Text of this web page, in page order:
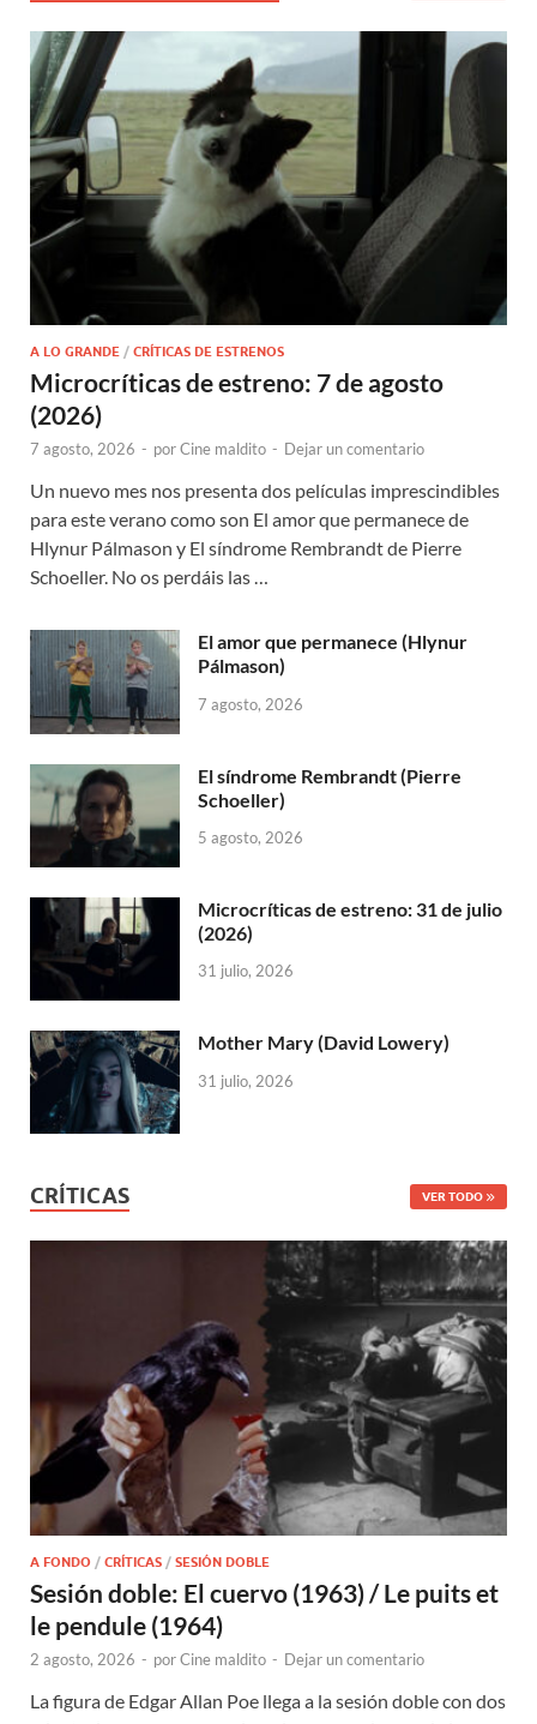
A LO GRANDE / CRÍTICAS DE ESTRENOS
Microcríticas de estreno: 7 de agosto
(2026)
7 agosto, 2026 - porCine maldito - Dejar un comentario
Un nuevo mes nos presenta dos películas imprescindibles
para este verano como son El amor que permanece de
Hlynur Pálmason y El síndrome Rembrandt de Pierre
Schoeller. No os perdáis las …
El amor que permanece (Hlynur
Pálmason)
7 agosto, 2026
El síndrome Rembrandt (Pierre
Schoeller)
5 agosto, 2026
Microcríticas de estreno: 31 de julio
(2026)
31 julio, 2026
Mother Mary (David Lowery)
31 julio, 2026
CRÍTICAS VER TODO
A FONDO / CRÍTICAS / SESIÓN DOBLE
Sesión doble: El cuervo (1963) / Le puits et
le pendule (1964)
2 agosto, 2026 - porCine maldito - Dejar un comentario
La figura de Edgar Allan Poe llega a la sesión doble con dos